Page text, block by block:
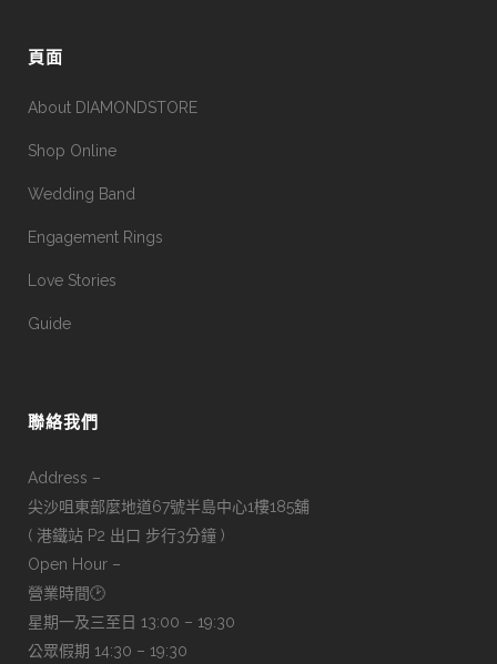
頁面
About DIAMONDSTORE
Shop Online
Wedding Band
Engagement Rings
Love Stories
Guide
聯絡我們
Address –
尖沙咀東部麼地道67號半島中心1樓185舖
( 港鐵站 P2 出口 步行3分鐘 )
Open Hour –
營業時間🕑
星期一及三至日 13:00 – 19:30
公眾假期 14:30 – 19:30